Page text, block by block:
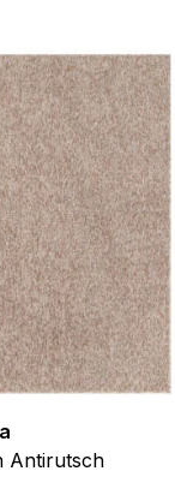
Antirutsch
ist es, Anzeigen
Herausgeber und
zugeordnet wurden.
akzeptieren